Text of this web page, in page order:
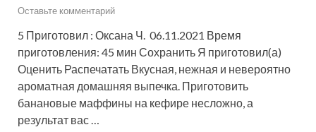
Оставьте комментарий
5 Приготовил : Оксана Ч. 06.11.2021 Время
приготовления: 45 мин Сохранить Я приготовил(а)
Оценить Распечатать Вкусная, нежная и невероятно
ароматная домашняя выпечка. Приготовить
банановые маффины на кефире несложно, а
результат вас …